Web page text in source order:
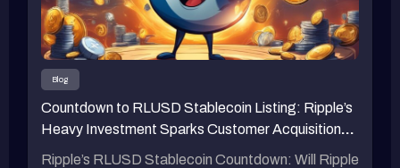
驗室的首席執行官布拉德·加林格豪於本周在韓國
區塊鏈週活動中證實，即將推出與美元挂鈎的穩定
幣。他表示，我們確定會在不久的將來推出，只需
幾周而非數月。這將被命名為瑞波美元（Ripple
USD）。RLUSD將在該框架下被創造。加林格豪
指出，該代幣的計劃是根據市值達340億美元的第
二大穩定幣USDC在2023年3月失去與美元掛鉤後
制定的。瑞波於4月首次披露其穩定幣計劃，並表
Blog
Countdown to RLUSD Stablecoin Listing: Ripple’s
Heavy Investment Sparks Customer Acquisition
Battle in the Cryptocurrency Market
Ripple’s RLUSD Stablecoin Countdown: Will Ripple